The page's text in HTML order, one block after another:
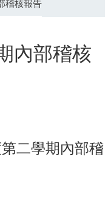
稽核報告
內部稽核
二學期內部稽